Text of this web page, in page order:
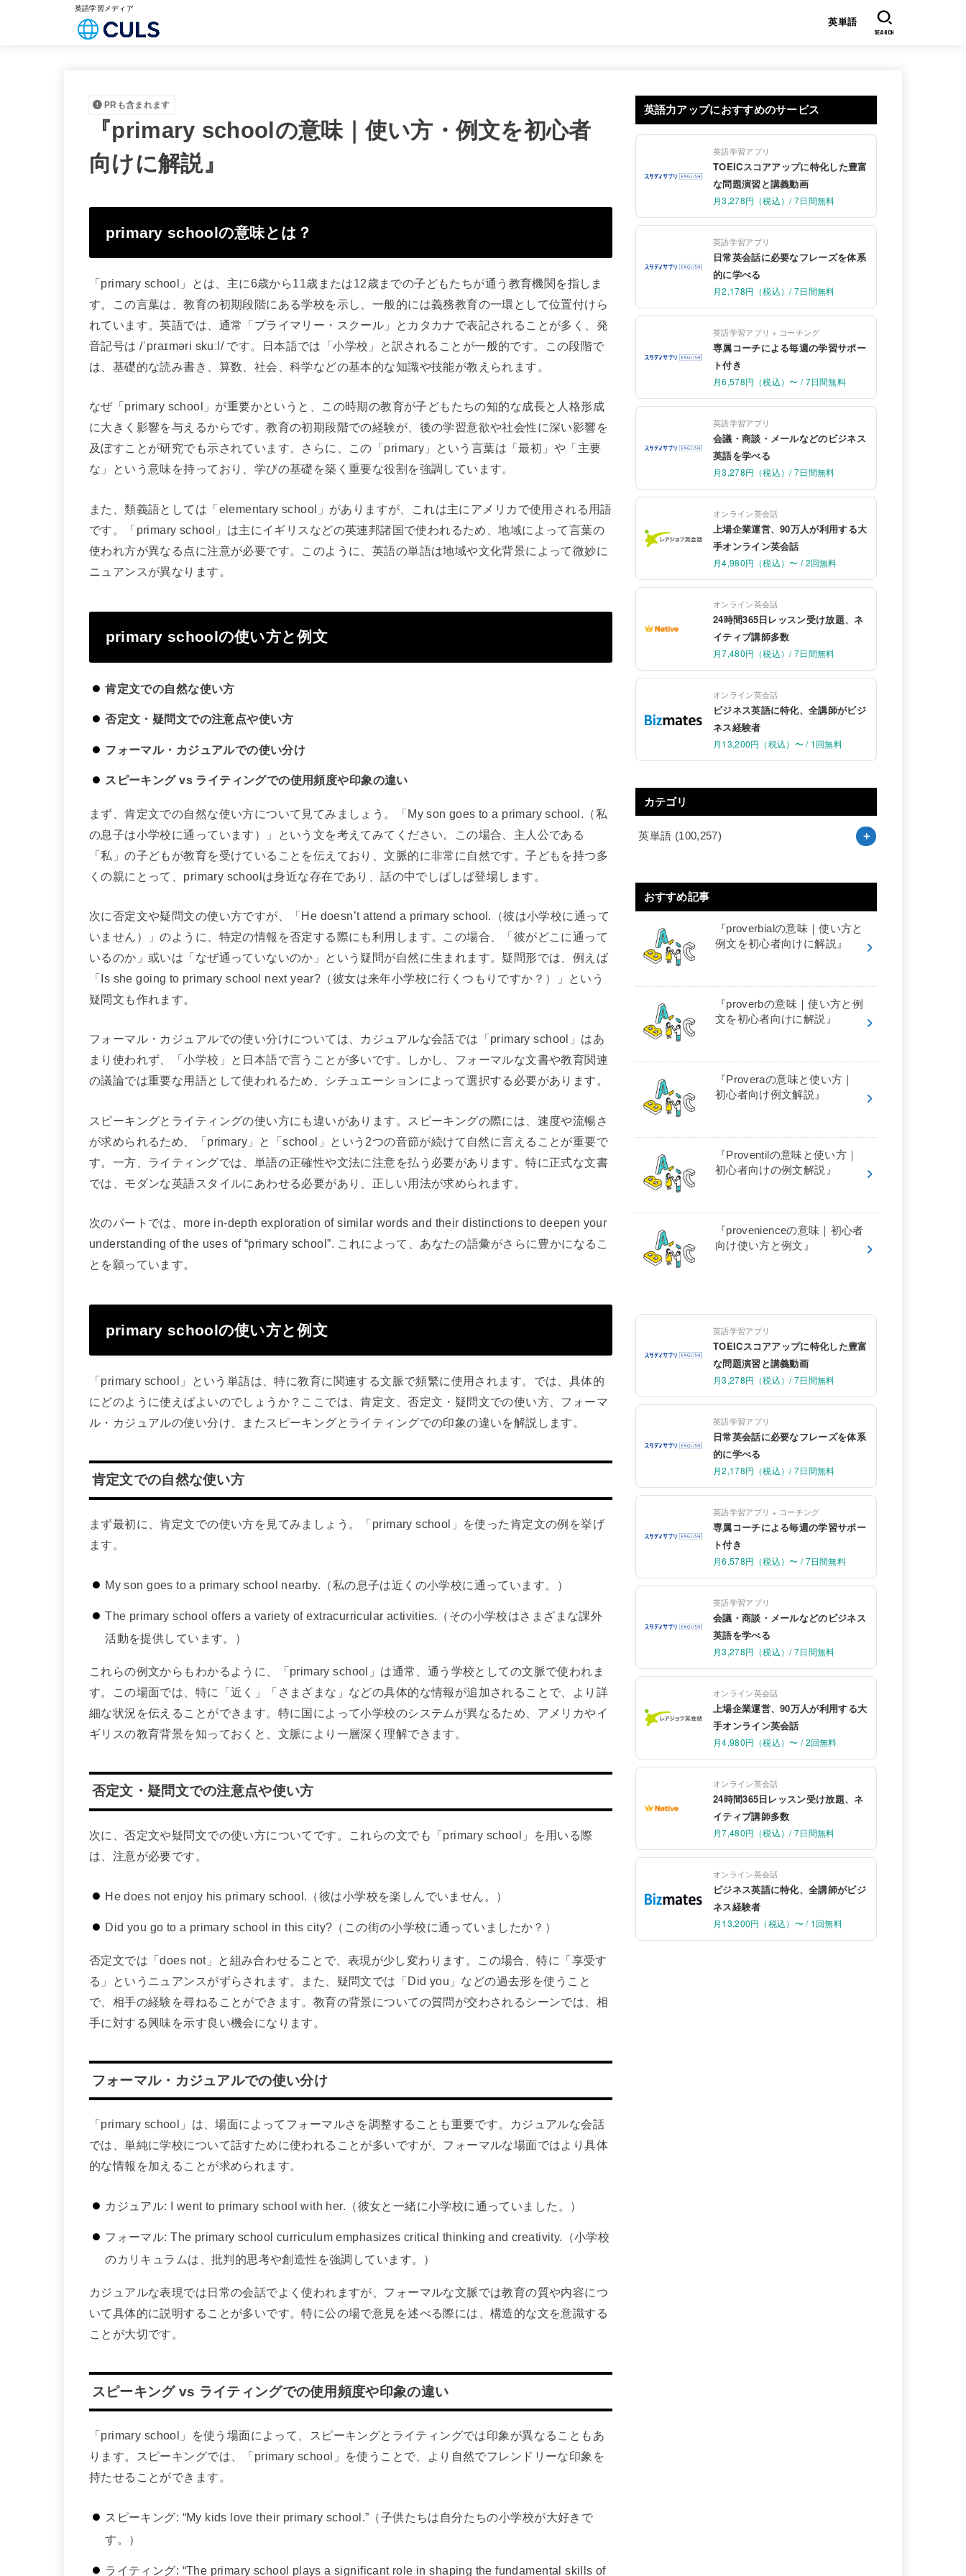
英語学習メディア
英単語
SEARCH
PRも含まれます
『primary schoolの意味｜使い方・例文を初心者
向けに解説』
primary schoolの意味とは？
「primary school」とは、主に6歳から11歳または12歳までの子どもたちが通う教育機関を指しま
す。この言葉は、教育の初期段階にある学校を示し、一般的には義務教育の一環として位置付けら
れています。英語では、通常「プライマリー・スクール」とカタカナで表記されることが多く、発
音記号は /ˈpraɪməri skuːl/ です。日本語では「小学校」と訳されることが一般的です。この段階で
は、基礎的な読み書き、算数、社会、科学などの基本的な知識や技能が教えられます。
なぜ「primary school」が重要かというと、この時期の教育が子どもたちの知的な成長と人格形成
に大きく影響を与えるからです。教育の初期段階での経験が、後の学習意欲や社会性に深い影響を
及ぼすことが研究でも示されています。さらに、この「primary」という言葉は「最初」や「主要
な」という意味を持っており、学びの基礎を築く重要な役割を強調しています。
また、類義語としては「elementary school」がありますが、これは主にアメリカで使用される用語
です。「primary school」は主にイギリスなどの英連邦諸国で使われるため、地域によって言葉の
使われ方が異なる点に注意が必要です。このように、英語の単語は地域や文化背景によって微妙に
ニュアンスが異なります。
primary schoolの使い方と例文
肯定文での自然な使い方
否定文・疑問文での注意点や使い方
フォーマル・カジュアルでの使い分け
スピーキング vs ライティングでの使用頻度や印象の違い
まず、肯定文での自然な使い方について見てみましょう。「My son goes to a primary school.（私
の息子は小学校に通っています）」という文を考えてみてください。この場合、主人公である
「私」の子どもが教育を受けていることを伝えており、文脈的に非常に自然です。子どもを持つ多
くの親にとって、primary schoolは身近な存在であり、話の中でしばしば登場します。
次に否定文や疑問文の使い方ですが、「He doesn’t attend a primary school.（彼は小学校に通って
いません）」のように、特定の情報を否定する際にも利用します。この場合、「彼がどこに通って
いるのか」或いは「なぜ通っていないのか」という疑問が自然に生まれます。疑問形では、例えば
「Is she going to primary school next year?（彼女は来年小学校に行くつもりですか？）」という
疑問文も作れます。
フォーマル・カジュアルでの使い分けについては、カジュアルな会話では「primary school」はあ
まり使われず、「小学校」と日本語で言うことが多いです。しかし、フォーマルな文書や教育関連
の議論では重要な用語として使われるため、シチュエーションによって選択する必要があります。
スピーキングとライティングの使い方にも違いがあります。スピーキングの際には、速度や流暢さ
が求められるため、「primary」と「school」という2つの音節が続けて自然に言えることが重要で
す。一方、ライティングでは、単語の正確性や文法に注意を払う必要があります。特に正式な文書
では、モダンな英語スタイルにあわせる必要があり、正しい用法が求められます。
次のパートでは、more in-depth exploration of similar words and their distinctions to deepen your
understanding of the uses of “primary school”. これによって、あなたの語彙がさらに豊かになるこ
とを願っています。
primary schoolの使い方と例文
「primary school」という単語は、特に教育に関連する文脈で頻繁に使用されます。では、具体的
にどのように使えばよいのでしょうか？ここでは、肯定文、否定文・疑問文での使い方、フォーマ
ル・カジュアルの使い分け、またスピーキングとライティングでの印象の違いを解説します。
肯定文での自然な使い方
まず最初に、肯定文での使い方を見てみましょう。「primary school」を使った肯定文の例を挙げ
ます。
My son goes to a primary school nearby.（私の息子は近くの小学校に通っています。）
The primary school offers a variety of extracurricular activities.（その小学校はさまざまな課外
活動を提供しています。）
これらの例文からもわかるように、「primary school」は通常、通う学校としての文脈で使われま
す。この場面では、特に「近く」「さまざまな」などの具体的な情報が追加されることで、より詳
細な状況を伝えることができます。特に国によって小学校のシステムが異なるため、アメリカやイ
ギリスの教育背景を知っておくと、文脈により一層深く理解できます。
否定文・疑問文での注意点や使い方
次に、否定文や疑問文での使い方についてです。これらの文でも「primary school」を用いる際
は、注意が必要です。
He does not enjoy his primary school.（彼は小学校を楽しんでいません。）
Did you go to a primary school in this city?（この街の小学校に通っていましたか？）
否定文では「does not」と組み合わせることで、表現が少し変わります。この場合、特に「享受す
る」というニュアンスがずらされます。また、疑問文では「Did you」などの過去形を使うこと
で、相手の経験を尋ねることができます。教育の背景についての質問が交わされるシーンでは、相
手に対する興味を示す良い機会になります。
フォーマル・カジュアルでの使い分け
「primary school」は、場面によってフォーマルさを調整することも重要です。カジュアルな会話
では、単純に学校について話すために使われることが多いですが、フォーマルな場面ではより具体
的な情報を加えることが求められます。
カジュアル: I went to primary school with her.（彼女と一緒に小学校に通っていました。）
フォーマル: The primary school curriculum emphasizes critical thinking and creativity.（小学校
のカリキュラムは、批判的思考や創造性を強調しています。）
カジュアルな表現では日常の会話でよく使われますが、フォーマルな文脈では教育の質や内容につ
いて具体的に説明することが多いです。特に公の場で意見を述べる際には、構造的な文を意識する
ことが大切です。
スピーキング vs ライティングでの使用頻度や印象の違い
「primary school」を使う場面によって、スピーキングとライティングでは印象が異なることもあ
ります。スピーキングでは、「primary school」を使うことで、より自然でフレンドリーな印象を
持たせることができます。
スピーキング: “My kids love their primary school.”（子供たちは自分たちの小学校が大好きで
す。）
ライティング: “The primary school plays a significant role in shaping the fundamental skills of
英語力アップにおすすめのサービス
英語学習アプリ
TOEICスコアアップに特化した豊富
な問題演習と講義動画
月3,278円（税込）/ 7日間無料
英語学習アプリ
日常英会話に必要なフレーズを体系
的に学べる
月2,178円（税込）/ 7日間無料
英語学習アプリ + コーチング
専属コーチによる毎週の学習サポー
ト付き
月6,578円（税込）〜 / 7日間無料
英語学習アプリ
会議・商談・メールなどのビジネス
英語を学べる
月3,278円（税込）/ 7日間無料
オンライン英会話
上場企業運営、90万人が利用する大
手オンライン英会話
月4,980円（税込）〜 / 2回無料
オンライン英会話
24時間365日レッスン受け放題、ネ
イティブ講師多数
月7,480円（税込）/ 7日間無料
オンライン英会話
ビジネス英語に特化、全講師がビジ
ネス経験者
月13,200円（税込）〜 / 1回無料
カテゴリ
英単語 (100,257)
おすすめ記事
『proverbialの意味｜使い方と
例文を初心者向けに解説』
『proverbの意味｜使い方と例
文を初心者向けに解説』
『Proveraの意味と使い方｜
初心者向け例文解説』
『Proventilの意味と使い方｜
初心者向けの例文解説』
『provenienceの意味｜初心者
向け使い方と例文』
英語学習アプリ
TOEICスコアアップに特化した豊富
な問題演習と講義動画
月3,278円（税込）/ 7日間無料
英語学習アプリ
日常英会話に必要なフレーズを体系
的に学べる
月2,178円（税込）/ 7日間無料
英語学習アプリ + コーチング
専属コーチによる毎週の学習サポー
ト付き
月6,578円（税込）〜 / 7日間無料
英語学習アプリ
会議・商談・メールなどのビジネス
英語を学べる
月3,278円（税込）/ 7日間無料
オンライン英会話
上場企業運営、90万人が利用する大
手オンライン英会話
月4,980円（税込）〜 / 2回無料
オンライン英会話
24時間365日レッスン受け放題、ネ
イティブ講師多数
月7,480円（税込）/ 7日間無料
オンライン英会話
ビジネス英語に特化、全講師がビジ
ネス経験者
月13,200円（税込）〜 / 1回無料